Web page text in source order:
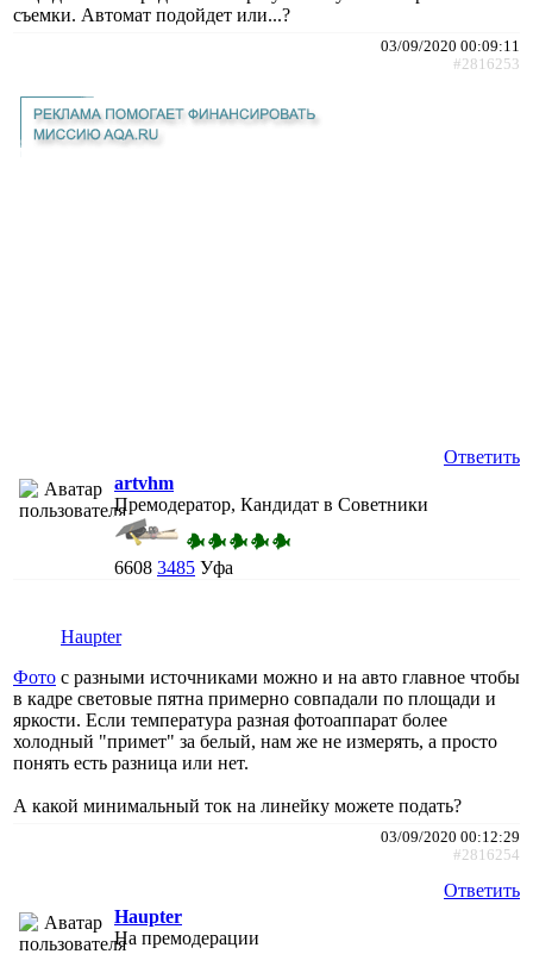
съемки. Автомат подойдет или...?
03/09/2020 00:09:11
#2816253
Ответить
artvhm
Премодератор, Кандидат в Советники
6608 3485 Уфа
Haupter
Фото с разными источниками можно и на авто главное чтобы
в кадре световые пятна примерно совпадали по площади и
яркости. Если температура разная фотоаппарат более
холодный "примет" за белый, нам же не измерять, а просто
понять есть разница или нет.
А какой минимальный ток на линейку можете подать?
03/09/2020 00:12:29
#2816254
Ответить
Haupter
На премодерации